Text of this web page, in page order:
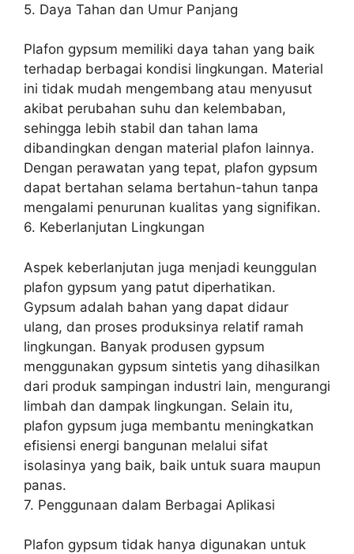
5. Daya Tahan dan Umur Panjang
Plafon gypsum memiliki daya tahan yang baik
terhadap berbagai kondisi lingkungan. Material
ini tidak mudah mengembang atau menyusut
akibat perubahan suhu dan kelembaban,
sehingga lebih stabil dan tahan lama
dibandingkan dengan material plafon lainnya.
Dengan perawatan yang tepat, plafon gypsum
dapat bertahan selama bertahun-tahun tanpa
mengalami penurunan kualitas yang signifikan.
6. Keberlanjutan Lingkungan
Aspek keberlanjutan juga menjadi keunggulan
plafon gypsum yang patut diperhatikan.
Gypsum adalah bahan yang dapat didaur
ulang, dan proses produksinya relatif ramah
lingkungan. Banyak produsen gypsum
menggunakan gypsum sintetis yang dihasilkan
dari produk sampingan industri lain, mengurangi
limbah dan dampak lingkungan. Selain itu,
plafon gypsum juga membantu meningkatkan
efisiensi energi bangunan melalui sifat
isolasinya yang baik, baik untuk suara maupun
panas.
7. Penggunaan dalam Berbagai Aplikasi
Plafon gypsum tidak hanya digunakan untuk